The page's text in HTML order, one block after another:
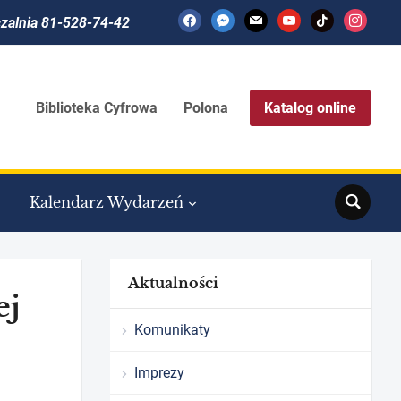
facebookmessenger
mail youtubetiktok instagram
81-528-74-42
Biblioteka Cyfrowa Polona Katalog online
Kalendarz Wydarzeń Search
Aktualności
Komunikaty
Imprezy